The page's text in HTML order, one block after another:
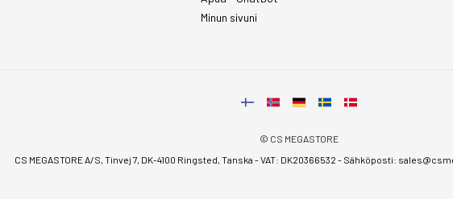
Minun sivuni
© CS MEGASTORE
CS MEGASTORE A/S, Tinvej 7, DK-4100 Ringsted, Tanska - VAT: DK20366532 - Sähköposti: